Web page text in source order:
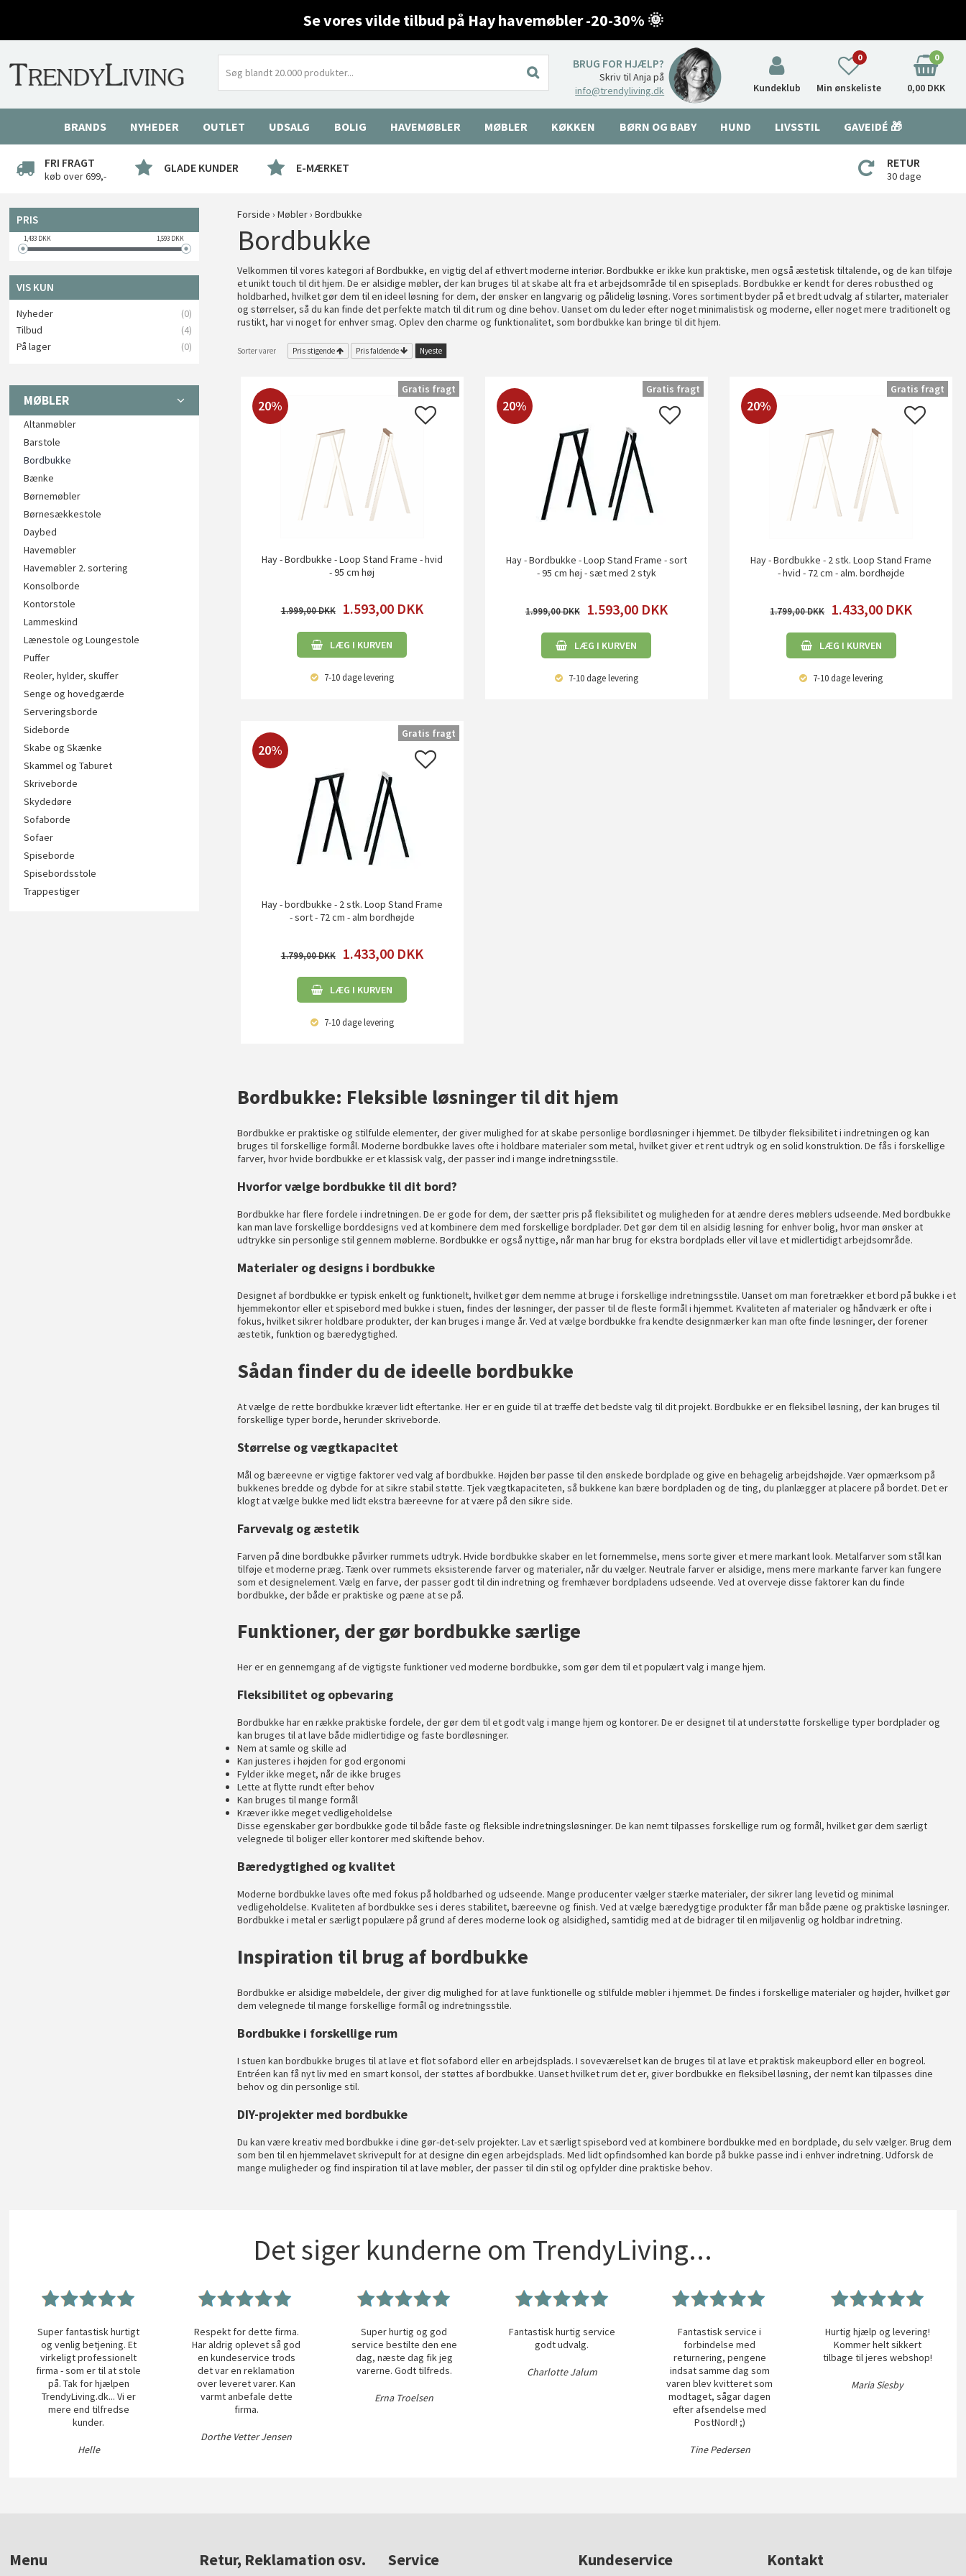
Se vores vilde tilbud på Hay havemøbler -20-30% 🌞
BRUG FOR HJÆLP?
Skriv til Anja på
info@trendyliving.dk
Kundeklub Min ønskeliste
0 0
0,00 DKK
BRANDS NYHEDER OUTLET UDSALG BOLIG HAVEMØBLER MØBLER KØKKEN BØRN OG BABY HUND LIVSSTIL GAVEIDÉ 🎁
FRI FRAGT
køb over 699,-
GLADE KUNDER E-MÆRKET RETUR
30 dage
PRIS
1,433 DKK 1,593 DKK
VIS KUN
Nyheder
(0)
Tilbud
(4)
På lager
(0)
MØBLER
Altanmøbler
Barstole
Bordbukke
Bænke
Børnemøbler
Børnesækkestole
Daybed
Havemøbler
Havemøbler 2. sortering
Konsolborde
Kontorstole
Lammeskind
Lænestole og Loungestole
Puffer
Reoler, hylder, skuffer
Senge og hovedgærde
Serveringsborde
Sideborde
Skabe og Skænke
Skammel og Taburet
Skriveborde
Skydedøre
Sofaborde
Sofaer
Spiseborde
Spisebordsstole
Trappestiger
Forside › Møbler› Bordbukke
Bordbukke
Velkommen til vores kategori af Bordbukke, en vigtig del af ethvert moderne interiør. Bordbukke er ikke kun praktiske, men også æstetisk tiltalende, og de kan tilføje
et unikt touch til dit hjem. De er alsidige møbler, der kan bruges til at skabe alt fra et arbejdsområde til en spiseplads. Bordbukke er kendt for deres robusthed og
holdbarhed, hvilket gør dem til en ideel løsning for dem, der ønsker en langvarig og pålidelig løsning. Vores sortiment byder på et bredt udvalg af stilarter, materialer
og størrelser, så du kan finde det perfekte match til dit rum og dine behov. Uanset om du leder efter noget minimalistisk og moderne, eller noget mere traditionelt og
rustikt, har vi noget for enhver smag. Oplev den charme og funktionalitet, som bordbukke kan bringe til dit hjem.
Sorter varer Pris stigende Pris faldende Nyeste
20%
Hay - Bordbukke - Loop Stand Frame - hvid
- 95 cm høj
1.999,00 1.593,00 DKK
LÆG I KURVEN
7-10 dagelevering
Gratis fragt
20%
Hay - Bordbukke - Loop Stand Frame - sort
- 95 cm høj - sæt med 2 styk
1.999,00 1.593,00 DKK
LÆG I KURVEN
7-10 dagelevering
Gratis fragt
20%
Hay - Bordbukke - 2 stk. Loop Stand Frame
- hvid - 72 cm - alm. bordhøjde
1.799,00 1.433,00 DKK
LÆG I KURVEN
7-10 dagelevering
Gratis fragt
20%
Hay - bordbukke - 2 stk. Loop Stand Frame
- sort - 72 cm - alm bordhøjde
1.799,00 1.433,00 DKK
LÆG I KURVEN
7-10 dagelevering
Gratis fragt
Bordbukke: Fleksible løsninger til dit hjem
Bordbukke er praktiske og stilfulde elementer, der giver mulighed for at skabe personlige bordløsninger i hjemmet. De tilbyder fleksibilitet i indretningen og kan
bruges til forskellige formål. Moderne bordbukke laves ofte i holdbare materialer som metal, hvilket giver et rent udtryk og en solid konstruktion. De fås i forskellige
farver, hvor hvide bordbukke er et klassisk valg, der passer ind i mange indretningsstile.
Hvorfor vælge bordbukke til dit bord?
Bordbukke har flere fordele i indretningen. De er gode for dem, der sætter pris på fleksibilitet og muligheden for at ændre deres møblers udseende. Med bordbukke
kan man lave forskellige borddesigns ved at kombinere dem med forskellige bordplader. Det gør dem til en alsidig løsning for enhver bolig, hvor man ønsker at
udtrykke sin personlige stil gennem møblerne. Bordbukke er også nyttige, når man har brug for ekstra bordplads eller vil lave et midlertidigt arbejdsområde.
Materialer og designs i bordbukke
Designet af bordbukke er typisk enkelt og funktionelt, hvilket gør dem nemme at bruge i forskellige indretningsstile. Uanset om man foretrækker et bord på bukke i et
hjemmekontor eller et spisebord med bukke i stuen, findes der løsninger, der passer til de fleste formål i hjemmet. Kvaliteten af materialer og håndværk er ofte i
fokus, hvilket sikrer holdbare produkter, der kan bruges i mange år. Ved at vælge bordbukke fra kendte designmærker kan man ofte finde løsninger, der forener
æstetik, funktion og bæredygtighed.
Sådan finder du de ideelle bordbukke
At vælge de rette bordbukke kræver lidt eftertanke. Her er en guide til at træffe det bedste valg til dit projekt. Bordbukke er en fleksibel løsning, der kan bruges til
forskellige typerborde, herunderskriveborde.
Størrelse og vægtkapacitet
Mål og bæreevne er vigtige faktorer ved valg af bordbukke. Højden bør passe til den ønskede bordplade og give en behagelig arbejdshøjde. Vær opmærksom på
bukkenes bredde og dybde for at sikre stabil støtte. Tjek vægtkapaciteten, så bukkene kan bære bordpladen og de ting, du planlægger at placere på bordet. Det er
klogt at vælge bukke med lidt ekstra bæreevne for at være på den sikre side.
Farvevalg og æstetik
Farven på dine bordbukke påvirker rummets udtryk. Hvide bordbukke skaber en let fornemmelse, mens sorte giver et mere markant look. Metalfarver som stål kan
tilføje et moderne præg. Tænk over rummets eksisterende farver og materialer, når du vælger. Neutrale farver er alsidige, mens mere markante farver kan fungere
som et designelement. Vælg en farve, der passer godt til din indretning og fremhæver bordpladens udseende. Ved at overveje disse faktorer kan du finde
bordbukke, der både er praktiske og pæne at se på.
Funktioner, der gør bordbukke særlige
Her er en gennemgang af de vigtigste funktioner ved moderne bordbukke, som gør dem til et populært valg i mange hjem.
Fleksibilitet og opbevaring
Bordbukke har en række praktiske fordele, der gør dem til et godt valg i mange hjem og kontorer. De er designet til at understøtte forskellige typer bordplader og
kan bruges til at lave både midlertidige og faste bordløsninger.
Nem at samle og skille ad
Kan justeres i højden for god ergonomi
Fylder ikke meget, når de ikke bruges
Lette at flytte rundt efter behov
Kan bruges til mange formål
Kræver ikke meget vedligeholdelse
Disse egenskaber gør bordbukke gode til både faste og fleksible indretningsløsninger. De kan nemt tilpasses forskellige rum og formål, hvilket gør dem særligt
velegnede til boliger eller kontorer med skiftende behov.
Bæredygtighed og kvalitet
Moderne bordbukke laves ofte med fokus på holdbarhed og udseende. Mange producenter vælger stærke materialer, der sikrer lang levetid og minimal
vedligeholdelse. Kvaliteten af bordbukke ses i deres stabilitet, bæreevne og finish. Ved at vælge bæredygtige produkter får man både pæne og praktiske løsninger.
Bordbukke i metal er særligt populære på grund af deres moderne look og alsidighed, samtidig med at de bidrager til en miljøvenlig og holdbar indretning.
Inspiration til brug af bordbukke
Bordbukke er alsidige møbeldele, der giver dig mulighed for at lave funktionelle og stilfulde møbler i hjemmet. De findes i forskellige materialer og højder, hvilket gør
dem velegnede til mange forskellige formål og indretningsstile.
Bordbukke i forskellige rum
I stuen kan bordbukke bruges til at lave et flot sofabord eller en arbejdsplads. I soveværelset kan de bruges til at lave et praktisk makeupbord eller en bogreol.
Entréen kan få nyt liv med en smart konsol, der støttes af bordbukke. Uanset hvilket rum det er, giver bordbukke en fleksibel løsning, der nemt kan tilpasses dine
behov og din personlige stil.
DIY-projekter med bordbukke
Du kan være kreativ med bordbukke i dine gør-det-selv projekter. Lav et særligt spisebord ved at kombinere bordbukke med en bordplade, du selv vælger. Brug dem
som ben til en hjemmelavet skrivepult for at designe din egen arbejdsplads. Med lidt opfindsomhed kan borde på bukke passe ind i enhver indretning. Udforsk de
mange muligheder og find inspiration til at lave møbler, der passer til din stil og opfylder dine praktiske behov.
Det siger kunderne om TrendyLiving...
Super fantastisk hurtigt
og venlig betjening. Et
virkeligt professionelt
firma - som er til at stole
på. Tak for hjælpen
TrendyLiving.dk... Vi er
mere end tilfredse
kunder.
Helle
Respekt for dette firma.
Har aldrig oplevet så god
en kundeservice trods
det var en reklamation
over leveret varer. Kan
varmt anbefale dette
firma.
Dorthe Vetter Jensen
Super hurtig og god
service bestilte den ene
dag, næste dag fik jeg
varerne. Godt tilfreds.
Erna Troelsen
Fantastisk hurtig service
godt udvalg.
Charlotte Jalum
Fantastisk service i
forbindelse med
returnering, pengene
indsat samme dag som
varen blev kvitteret som
modtaget, sågar dagen
efter afsendelse med
PostNord! ;)
Tine Pedersen
Hurtig hjælp og levering!
Kommer helt sikkert
tilbage til jeres webshop!
Maria Siesby
Menu Retur, Reklamation osv. Service Kundeservice Kontakt